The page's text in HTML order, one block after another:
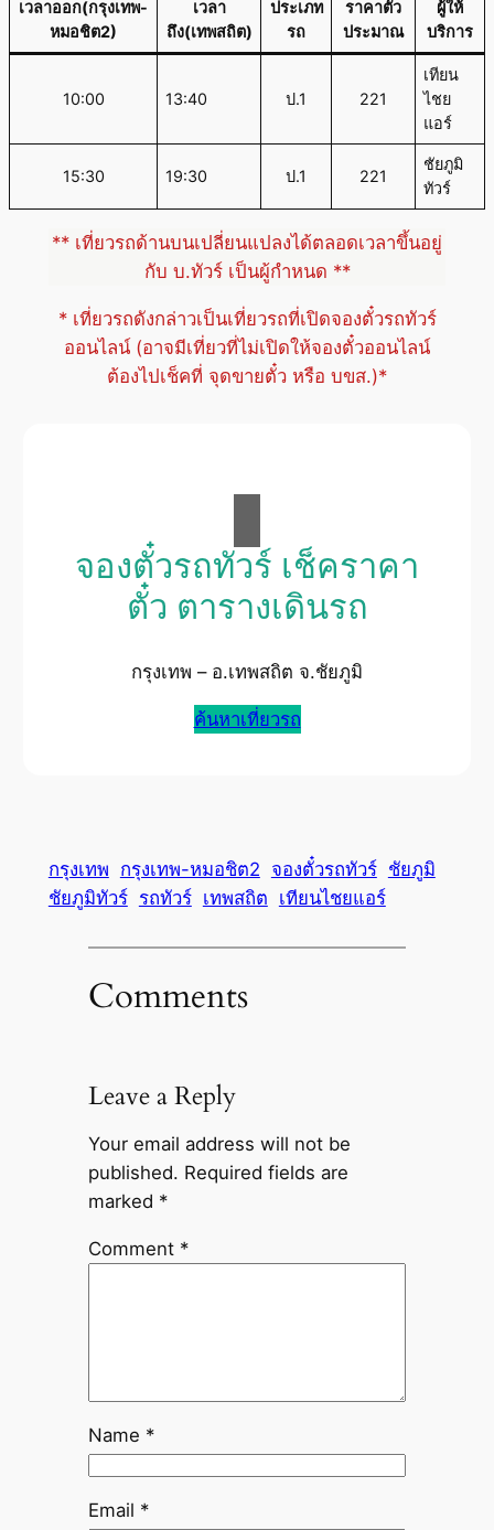
เวลาออก(กรุงเทพ-
หมอชิต2)
เวลา
ถึง(เทพสถิต)
ประเภท
รถ
ราคาตั๋ว
ประมาณ
ผู้ให้
บริการ
10:00 13:40 ป.1 221
เทียน
ไชย
แอร์
15:30 19:30 ป.1 221
ชัยภูมิ
ทัวร์
** เที่ยวรถด้านบนเปลี่ยนแปลงได้ตลอดเวลาขึ้นอยู่
กับ บ.ทัวร์ เป็นผู้กำหนด **
* เที่ยวรถดังกล่าวเป็นเที่ยวรถที่เปิดจองตั๋วรถทัวร์
ออนไลน์ (อาจมีเที่ยวที่ไม่เปิดให้จองตั๋วออนไลน์
ต้องไปเช็คที่ จุดขายตั๋ว หรือ บขส.)*
จองตั๋วรถทัวร์ เช็คราคา
ตั๋ว ตารางเดินรถ
กรุงเทพ – อ.เทพสถิต จ.ชัยภูมิ
ค้นหาเที่ยวรถ
กรุงเทพ กรุงเทพ-หมอชิต2 จองตั๋วรถทัวร์ ชัยภูมิ
ชัยภูมิทัวร์ รถทัวร์ เทพสถิต เทียนไชยแอร์
Comments
Leave a Reply
Your email address will not be
published. Required fields are
marked *
Comment *
Name *
Email *